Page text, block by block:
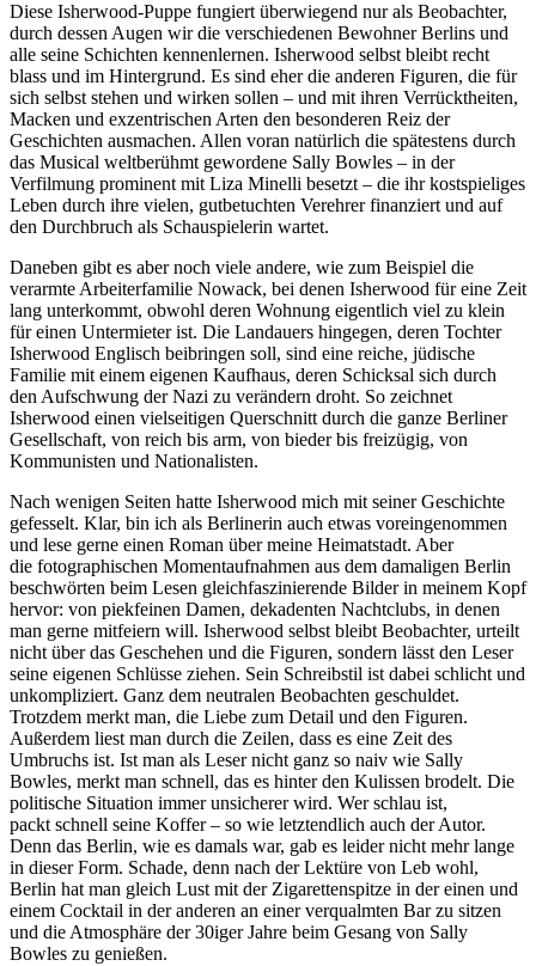
Diese Isherwood-Puppe fungiert überwiegend nur als Beobachter,
durch dessen Augen wir die verschiedenen Bewohner Berlins und
alle seine Schichten kennenlernen. Isherwood selbst bleibt recht
blass und im Hintergrund. Es sind eher die anderen Figuren, die für
sich selbst stehen und wirken sollen – und mit ihren Verrücktheiten,
Macken und exzentrischen Arten den besonderen Reiz der
Geschichten ausmachen. Allen voran natürlich die spätestens durch
das Musical weltberühmt gewordene Sally Bowles – in der
Verfilmung prominent mit Liza Minelli besetzt – die ihr kostspieliges
Leben durch ihre vielen, gutbetuchten Verehrer finanziert und auf
den Durchbruch als Schauspielerin wartet.
Daneben gibt es aber noch viele andere, wie zum Beispiel die
verarmte Arbeiterfamilie Nowack, bei denen Isherwood für eine Zeit
lang unterkommt, obwohl deren Wohnung eigentlich viel zu klein
für einen Untermieter ist. Die Landauers hingegen, deren Tochter
Isherwood Englisch beibringen soll, sind eine reiche, jüdische
Familie mit einem eigenen Kaufhaus, deren Schicksal sich durch
den Aufschwung der Nazi zu verändern droht. So zeichnet
Isherwood einen vielseitigen Querschnitt durch die ganze Berliner
Gesellschaft, von reich bis arm, von bieder bis freizügig, von
Kommunisten und Nationalisten.
Nach wenigen Seiten hatte Isherwood mich mit seiner Geschichte
gefesselt. Klar, bin ich als Berlinerin auch etwas voreingenommen
und lese gerne einen Roman über meine Heimatstadt. Aber
die fotographischen Momentaufnahmen aus dem damaligen Berlin
beschwörten beim Lesen gleichfaszinierende Bilder in meinem Kopf
hervor: von piekfeinen Damen, dekadenten Nachtclubs, in denen
man gerne mitfeiern will. Isherwood selbst bleibt Beobachter, urteilt
nicht über das Geschehen und die Figuren, sondern lässt den Leser
seine eigenen Schlüsse ziehen. Sein Schreibstil ist dabei schlicht und
unkompliziert. Ganz dem neutralen Beobachten geschuldet.
Trotzdem merkt man, die Liebe zum Detail und den Figuren.
Außerdem liest man durch die Zeilen, dass es eine Zeit des
Umbruchs ist. Ist man als Leser nicht ganz so naiv wie Sally
Bowles, merkt man schnell, das es hinter den Kulissen brodelt. Die
politische Situation immer unsicherer wird. Wer schlau ist,
packt schnell seine Koffer – so wie letztendlich auch der Autor.
Denn das Berlin, wie es damals war, gab es leider nicht mehr lange
in dieser Form. Schade, denn nach der Lektüre von Leb wohl,
Berlin hat man gleich Lust mit der Zigarettenspitze in der einen und
einem Cocktail in der anderen an einer verqualmten Bar zu sitzen
und die Atmosphäre der 30iger Jahre beim Gesang von Sally
Bowles zu genießen.